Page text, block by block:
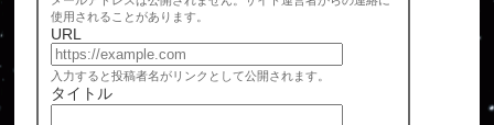
使用されることがあります。
URL
入力すると投稿者名がリンクとして公開されます。
タイトル